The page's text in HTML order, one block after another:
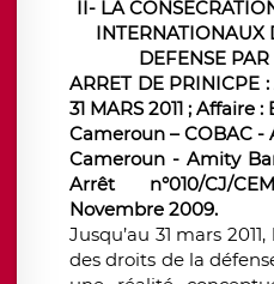
II- LA
INTERNATIONAUX
DEFENSE
ARRET DE PRINICPE :
31 MARS 2011 ;
Cameroun – COBAC
Cameroun - Amity
Arrêt n°010/CJ/
Novembre 2009.
Jusqu’au 31 mars
des droits de la